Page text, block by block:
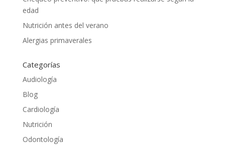
edad
Nutrición antes del verano
Alergias primaverales
Categorías
Audiología
Blog
Cardiología
Nutrición
Odontología